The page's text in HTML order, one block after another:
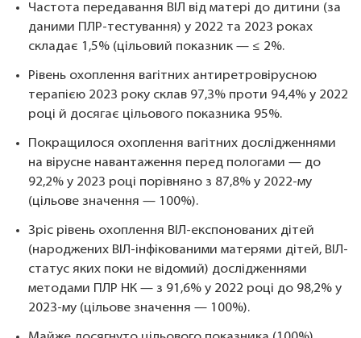
Частота передавання ВІЛ від матері до дитини (за
даними ПЛР-тестування) у 2022 та 2023 роках
складає 1,5% (цільовий показник — ≤ 2%.
Рівень охоплення вагітних антиретровірусною
терапією 2023 року склав 97,3% проти 94,4% у 2022
році й досягає цільового показника 95%.
Покращилося охоплення вагітних дослідженнями
на вірусне навантаження перед пологами — до
92,2% у 2023 році порівняно з 87,8% у 2022-му
(цільове значення — 100%).
Зріс рівень охоплення ВІЛ-експонованих дітей
(народжених ВІЛ-інфікованими матерями дітей, ВІЛ-
статус яких поки не відомий) дослідженнями
методами ПЛР НК — з 91,6% у 2022 році до 98,2% у
2023-му (цільове значення — 100%).